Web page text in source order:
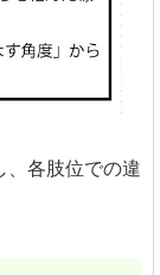
、各肢位での違